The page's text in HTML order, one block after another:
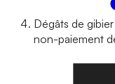
Dégâts de
non-paiement